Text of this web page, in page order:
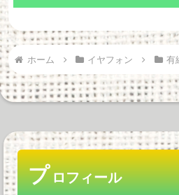
ホーム イヤフォン 有
プロフィール